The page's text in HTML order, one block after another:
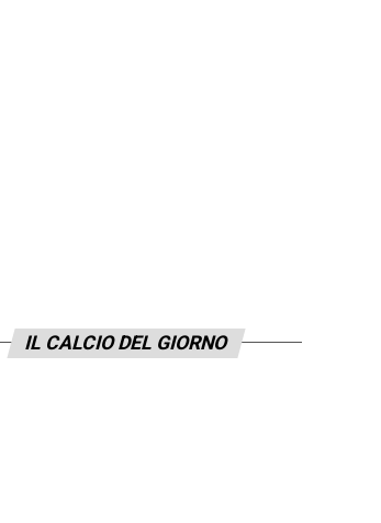
IL CALCIO DEL GIORNO